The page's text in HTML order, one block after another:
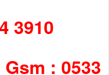
3910
: 0533